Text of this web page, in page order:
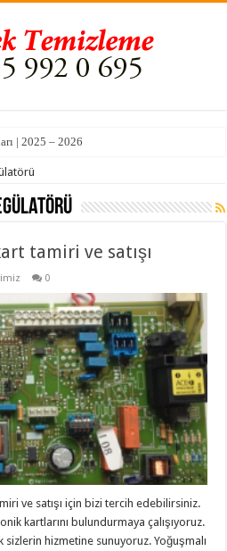
| 2025 – 2026
tamiri ve satışı
0
ve satışı için bizi tercih edebilirsiniz.
kartlarını bulundurmaya çalışıyoruz.
sizlerin hizmetine sunuyoruz. Yoğuşmalı